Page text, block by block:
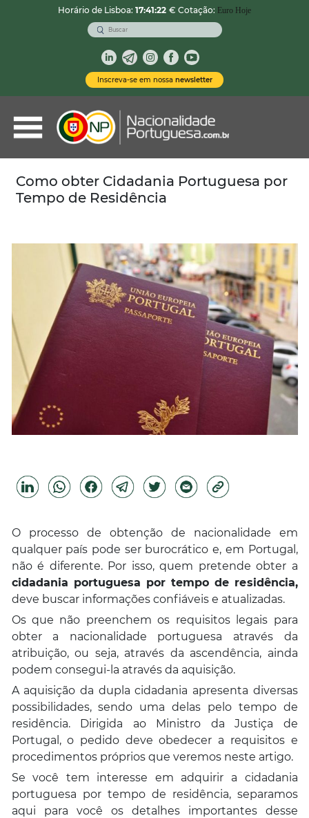
Horário de Lisboa: 17:41:23 € Cotação: Euro Hoje
Inscreva-se em nossa newsletter
Nacionalidade Portuguesa
Vistos de Residência
Imóveis em Portugal
Demais Serviços
Vistos Temporários
Como obter Cidadania Portuguesa por
Tempo de Residência
O processo de obtenção de nacionalidade em
qualquer país pode ser burocrático e, em Portugal,
não é diferente. Por isso, quem pretende obter a
cidadania portuguesa por tempo de residência,
deve buscar informações confiáveis e atualizadas.
Os que não preenchem os requisitos legais para
obter a nacionalidade portuguesa através da
atribuição, ou seja, através da ascendência, ainda
podem consegui-la através da aquisição.
A aquisição da dupla cidadania apresenta diversas
possibilidades, sendo uma delas pelo tempo de
residência. Dirigida ao Ministro da Justiça de
Portugal, o pedido deve obedecer a requisitos e
procedimentos próprios que veremos neste artigo.
Se você tem interesse em adquirir a cidadania
portuguesa por tempo de residência, separamos
aqui para você os detalhes importantes desse